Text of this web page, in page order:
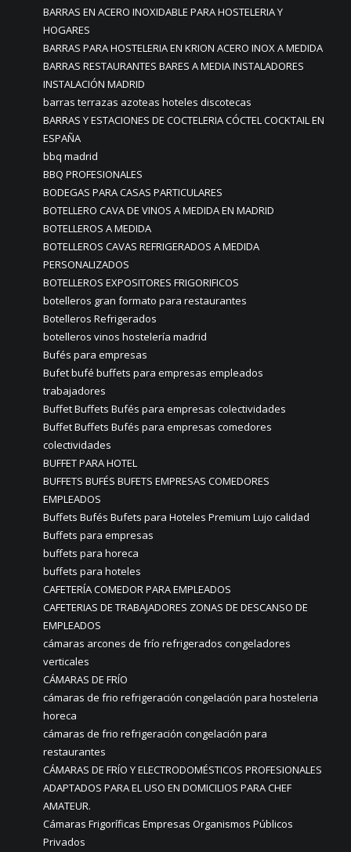
BARRAS EN ACERO INOXIDABLE PARA HOSTELERIA Y
HOGARES
BARRAS PARA HOSTELERIA EN KRION ACERO INOX A MEDIDA
BARRAS RESTAURANTES BARES A MEDIA INSTALADORES
INSTALACIÓN MADRID
barras terrazas azoteas hoteles discotecas
BARRAS Y ESTACIONES DE COCTELERIA CÓCTEL COCKTAIL EN
ESPAÑA
bbq madrid
BBQ PROFESIONALES
BODEGAS PARA CASAS PARTICULARES
BOTELLERO CAVA DE VINOS A MEDIDA EN MADRID
BOTELLEROS A MEDIDA
BOTELLEROS CAVAS REFRIGERADOS A MEDIDA
PERSONALIZADOS
BOTELLEROS EXPOSITORES FRIGORIFICOS
botelleros gran formato para restaurantes
Botelleros Refrigerados
botelleros vinos hostelería madrid
Bufés para empresas
Bufet bufé buffets para empresas empleados
trabajadores
Buffet Buffets Bufés para empresas colectividades
Buffet Buffets Bufés para empresas comedores
colectividades
BUFFET PARA HOTEL
BUFFETS BUFÉS BUFETS EMPRESAS COMEDORES
EMPLEADOS
Buffets Bufés Bufets para Hoteles Premium Lujo calidad
Buffets para empresas
buffets para horeca
buffets para hoteles
CAFETERÍA COMEDOR PARA EMPLEADOS
CAFETERIAS DE TRABAJADORES ZONAS DE DESCANSO DE
EMPLEADOS
cámaras arcones de frío refrigerados congeladores
verticales
CÁMARAS DE FRÍO
cámaras de frio refrigeración congelación para hosteleria
horeca
cámaras de frio refrigeración congelación para
restaurantes
CÁMARAS DE FRÍO Y ELECTRODOMÉSTICOS PROFESIONALES
ADAPTADOS PARA EL USO EN DOMICILIOS PARA CHEF
AMATEUR.
Cámaras Frigoríficas Empresas Organismos Públicos
Privados